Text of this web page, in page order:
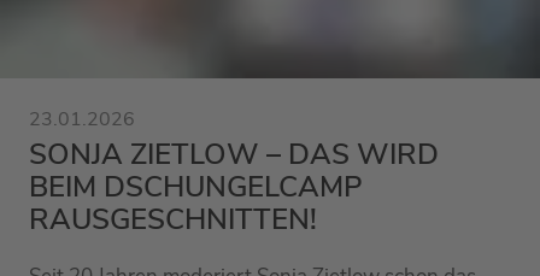
23.01.2026
SONJA ZIETLOW – DAS WIRD
BEIM DSCHUNGELCAMP
RAUSGESCHNITTEN!